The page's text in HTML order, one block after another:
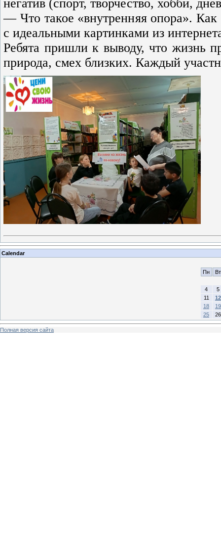
негатив (спорт, творчество, хобби,
— Что такое «внутренняя опора». Как
с идеальными картинками из
Ребята пришли к выводу, что жизнь
природа, смех близких. Каждый
Calendar
Пн Вт
4
5
11
12
18
19
25
26
Полная версия сайта